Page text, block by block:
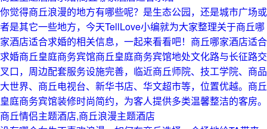
你觉得商丘浪漫的地方有哪些呢？是生态公园，还是城市广场或
者是其它一些地方，今天TellLove小编就为大家整理关于商丘哪
家酒店适合求婚的相关信息，一起来看看吧！商丘哪家酒店适合
求婚商丘皇庭商务宾馆商丘皇庭商务宾馆地处文化路与长征路交
叉口，周边配套服务设施完善，临近商丘师院、技工学院、商品
大世界、商丘电视台、新华书店、华文超市等，位置优越。商丘
皇庭商务宾馆装修时尚简约，为客人提供多类温馨整洁的客房。
商丘情侣主题酒店,商丘浪漫主题酒店